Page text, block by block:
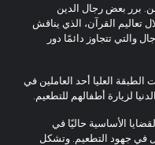
بعض رجال الدين
القرآن، الذي يناقش
تتجاوز دائمًا دور
العليا أحد العاملين في
أطفالهم للتطعيم.
الأساسية حاليًا في
جهود التطعيم. وتشكل